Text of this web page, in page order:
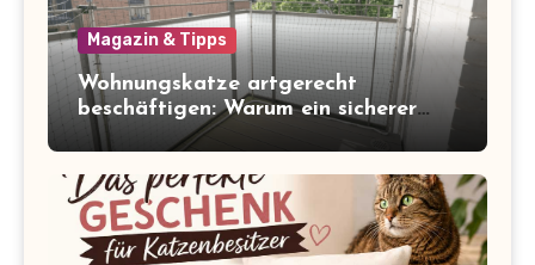
Magazin & Tipps
Wohnungskatze artgerecht
beschäftigen: Warum ein sicherer
Balkon zum Freigang dazugehört